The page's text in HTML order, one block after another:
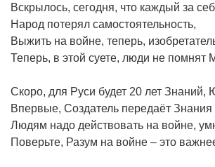
Вскрылось, сегодня, что каждый за
Народ потерял самостоятельность,
Выжить на войне, теперь,
Теперь, в этой суете, люди не помнят
Скоро, для Руси будет 20 лет Знаний,
Впервые, Создатель передаёт Знания
Людям надо действовать на войне,
Поверьте, Разум на войне – это